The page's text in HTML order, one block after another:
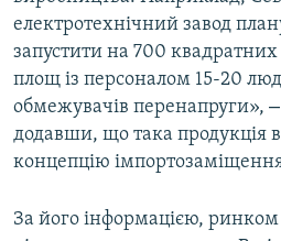
УКРАЇНСЬКА ПРОБЛЕМА КРИМУ
ІНФОГРАФІКА
ДОЛУЧАЙСЯ!
Усі сайти RFE/RL
електротехнічний завод
запустити на 700
площ із персоналом 15-20
обмежувачів перенапруги», –
додавши, що така продукція
концепцію
За його інформацією, ринком